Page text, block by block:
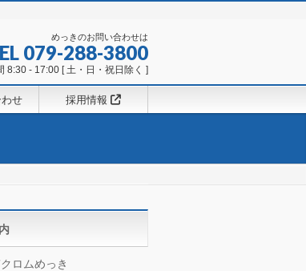
めっきのお問い合わせは
079-288-3800
8:30 - 17:00 [ 土・日・祝日除く ]
せ 採用情報
ロムめっき